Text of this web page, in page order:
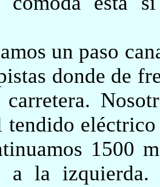
un paso
donde de
tendido
1500
a la